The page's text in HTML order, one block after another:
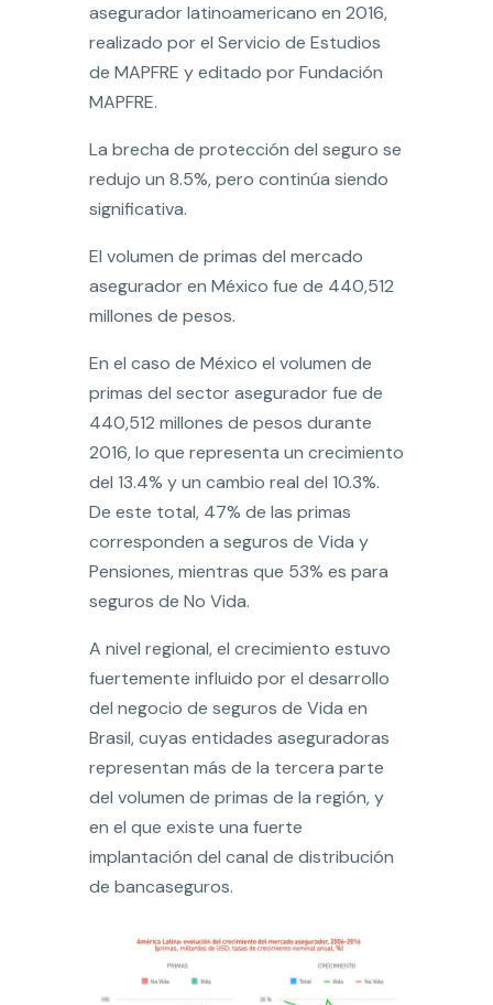
asegurador latinoamericano en 2016,
realizado por el Servicio de Estudios
de MAPFRE y editado por Fundación
MAPFRE.
La brecha de protección del seguro se
redujo un 8.5%, pero continúa siendo
significativa.
El volumen de primas del mercado
asegurador en México fue de 440,512
millones de pesos.
En el caso de México el volumen de
primas del sector asegurador fue de
440,512 millones de pesos durante
2016, lo que representa un crecimiento
del 13.4% y un cambio real del 10.3%.
De este total, 47% de las primas
corresponden a seguros de Vida y
Pensiones, mientras que 53% es para
seguros de No Vida.
A nivel regional, el crecimiento estuvo
fuertemente influido por el desarrollo
del negocio de seguros de Vida en
Brasil, cuyas entidades aseguradoras
representan más de la tercera parte
del volumen de primas de la región, y
en el que existe una fuerte
implantación del canal de distribución
de bancaseguros.